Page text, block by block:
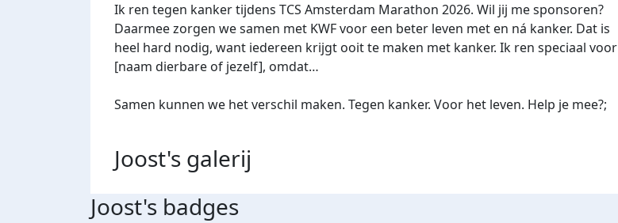
Ik ren tegen kanker tijdens TCS Amsterdam Marathon 2026. Wil jij me sponsoren?
Daarmee zorgen we samen met KWF voor een beter leven met en ná kanker. Dat is
heel hard nodig, want iedereen krijgt ooit te maken met kanker. Ik ren speciaal voor
[naam dierbare of jezelf], omdat…
Samen kunnen we het verschil maken. Tegen kanker. Voor het leven. Help je mee?;
Joost's galerij
Joost's badges